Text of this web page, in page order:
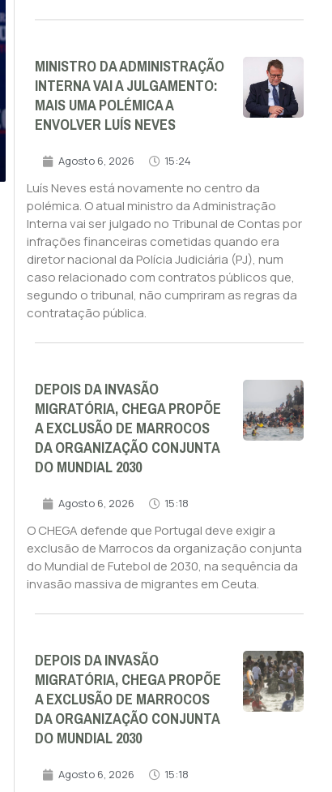
MINISTRO DA ADMINISTRAÇÃO
INTERNA VAI A JULGAMENTO:
MAIS UMA POLÉMICA A
ENVOLVER LUÍS NEVES
Agosto 6, 2026 15:24
Luís Neves está novamente no centro da
polémica. O atual ministro da Administração
Interna vai ser julgado no Tribunal de Contas por
infrações financeiras cometidas quando era
diretor nacional da Polícia Judiciária (PJ), num
caso relacionado com contratos públicos que,
segundo o tribunal, não cumpriram as regras da
contratação pública.
DEPOIS DA INVASÃO
MIGRATÓRIA, CHEGA PROPÕE
A EXCLUSÃO DE MARROCOS
DA ORGANIZAÇÃO CONJUNTA
DO MUNDIAL 2030
Agosto 6, 2026 15:18
O CHEGA defende que Portugal deve exigir a
exclusão de Marrocos da organização conjunta
do Mundial de Futebol de 2030, na sequência da
invasão massiva de migrantes em Ceuta.
DEPOIS DA INVASÃO
MIGRATÓRIA, CHEGA PROPÕE
A EXCLUSÃO DE MARROCOS
DA ORGANIZAÇÃO CONJUNTA
DO MUNDIAL 2030
Agosto 6, 2026 15:18